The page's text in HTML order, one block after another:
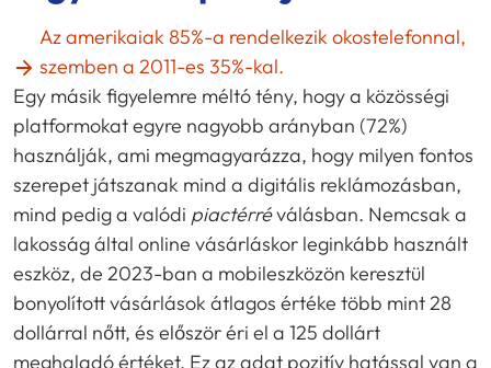
Az amerikaiak 85%-a rendelkezik okostelefonnal,
szemben a 2011-es 35%-kal.
Egy másik figyelemre méltó tény, hogy a közösségi
platformokat egyre nagyobb arányban (72%)
használják, ami megmagyarázza, hogy milyen fontos
szerepet játszanak mind a digitális reklámozásban,
mind pedig a valódi piactérréválásban. Nemcsak a
lakosság által online vásárláskor leginkább használt
eszköz, de 2023-ban a mobileszközön keresztül
bonyolított vásárlások átlagos értéke több mint 28
dollárral nőtt, és először éri el a 125 dollárt
meghaladó értéket. Ez az adat pozitív hatással van a